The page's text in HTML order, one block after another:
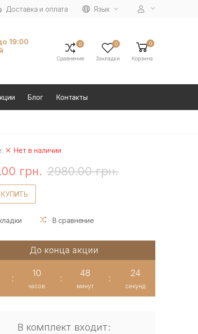
Доставка и оплата Язык
19:00
0
Сравнение
0
Закладки
0
Корзина
Блог Контакты
Нет в наличии
грн. 2980.00 грн.
КУПИТЬ
В сравнение
До конца акции
:
10
часов
:
48
минут
:
24
секунд
В комплект входит: